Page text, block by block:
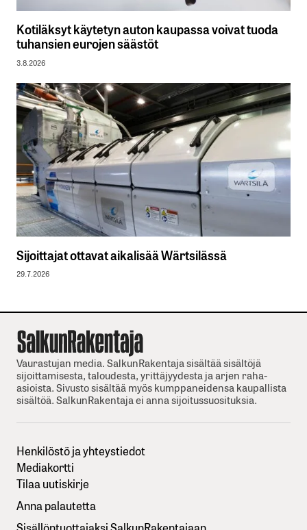
Kotiläksyt käytetyn auton kaupassa voivat tuoda
tuhansien eurojen säästöt
3.8.2026
Sijoittajat ottavat aikalisää Wärtsilässä
29.7.2026
Vaurastujan media. SalkunRakentaja sisältää sisältöjä
sijoittamisesta, taloudesta, yrittäjyydesta ja arjen raha-
asioista. Sivusto sisältää myös kumppaneidensa kaupallista
sisältöä. SalkunRakentaja ei anna sijoitussuosituksia.
Henkilöstö ja yhteystiedot
Mediakortti
Tilaa uutiskirje
Anna palautetta